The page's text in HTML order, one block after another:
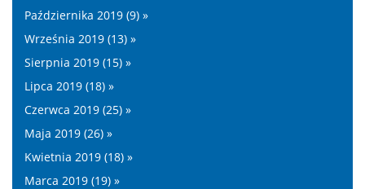
Października 2019 (9) »
Września 2019 (13) »
Sierpnia 2019 (15) »
Lipca 2019 (18) »
Czerwca 2019 (25) »
Maja 2019 (26) »
Kwietnia 2019 (18) »
Marca 2019 (19) »